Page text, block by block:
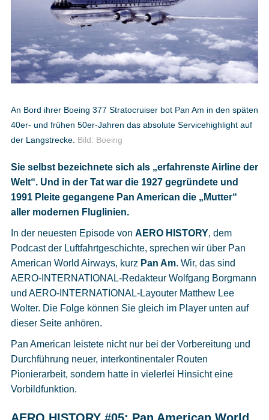
Podcast
Impressum
Datenschutz
Cookies
Datenschutzeinstellungen
An Bord ihrer Boeing 377 Stratocruiser bot Pan Am in den späten
40er- und frühen 50er-Jahren das absolute Servicehighlight auf
der Langstrecke. Bild: Boeing
Sie selbst bezeichnete sich als „erfahrenste Airline der
Welt“. Und in der Tat war die 1927 gegründete und
1991 Pleite gegangene Pan American die „Mutter“
aller modernen Fluglinien.
In der neuesten Episode von AERO HISTORY, dem
Podcast der Luftfahrtgeschichte, sprechen wir über Pan
American World Airways, kurz Pan Am. Wir, das sind
AERO-INTERNATIONAL-Redakteur Wolfgang Borgmann
und AERO-INTERNATIONAL-Layouter Matthew Lee
Wolter. Die Folge können Sie gleich im Player unten auf
dieser Seite anhören.
Pan American leistete nicht nur bei der Vorbereitung und
Durchführung neuer, interkontinentaler Routen
Pionierarbeit, sondern hatte in vielerlei Hinsicht eine
Vorbildfunktion.